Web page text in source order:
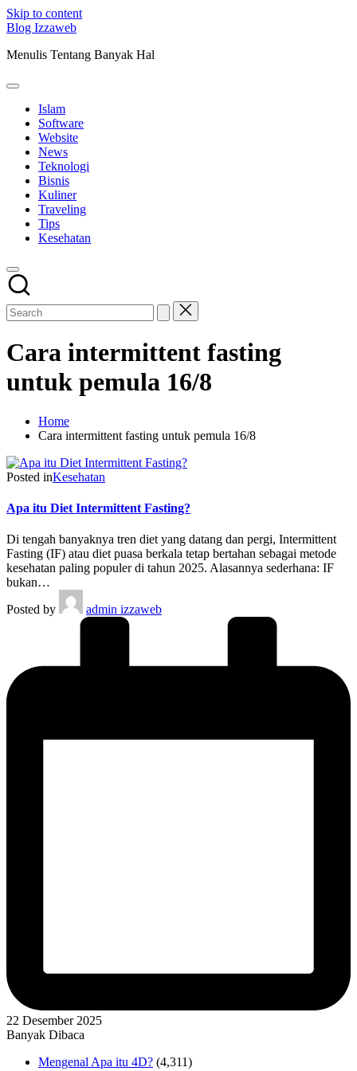
Skip to content
Blog Izzaweb
Menulis Tentang Banyak Hal
Islam
Software
Website
News
Teknologi
Bisnis
Kuliner
Traveling
Tips
Kesehatan
Cara intermittent fasting
untuk pemula 16/8
Home
Cara intermittent fasting untuk pemula 16/8
Posted inKesehatan
Apa itu Diet Intermittent Fasting?
Di tengah banyaknya tren diet yang datang dan pergi, Intermittent
Fasting (IF) atau diet puasa berkala tetap bertahan sebagai metode
kesehatan paling populer di tahun 2025. Alasannya sederhana: IF
bukan…
Posted by
admin izzaweb
22 Desember 2025
Banyak Dibaca
Mengenal Apa itu 4D? (4,311)